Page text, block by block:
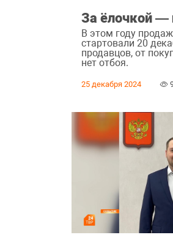
За ёлочкой —
В этом году
стартовали 20
продавцов, от
нет отбоя.
25 декабря 2024